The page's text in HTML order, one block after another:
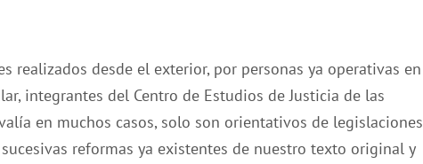
realizados desde el exterior, por personas ya operativas en
integrantes del Centro de Estudios de Justicia de las
en muchos casos, solo son orientativos de legislaciones
sucesivas reformas ya existentes de nuestro texto original y